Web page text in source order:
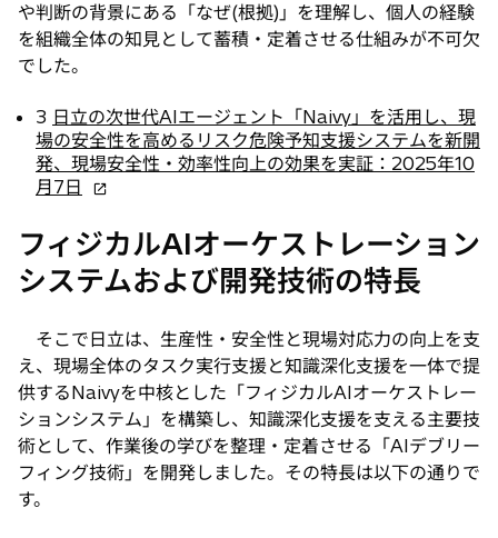
や判断の背景にある「なぜ(根拠)」を理解し、個人の経験
を組織全体の知見として蓄積・定着させる仕組みが不可欠
でした。
3 日立の次世代AIエージェント「Naivy」を活用し、現
場の安全性を高めるリスク危険予知支援システムを新開
発、現場安全性・効率性向上の効果を実証：2025年10
月7日 新
い
タ
ブ
開
く
フィジカルAIオーケストレーション
システムおよび開発技術の特長
そこで日立は、生産性・安全性と現場対応力の向上を支
え、現場全体のタスク実行支援と知識深化支援を一体で提
供するNaivyを中核とした「フィジカルAIオーケストレー
ションシステム」を構築し、知識深化支援を支える主要技
術として、作業後の学びを整理・定着させる「AIデブリー
フィング技術」を開発しました。その特長は以下の通りで
す。